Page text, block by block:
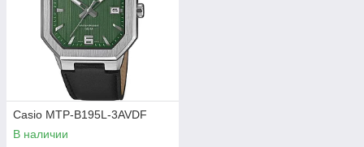
Casio MTP-B195L-3AVDF
В наличии